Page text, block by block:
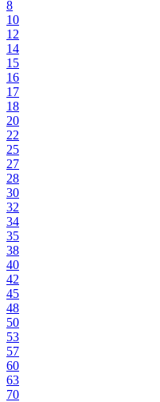
8
10
12
14
15
16
17
18
20
22
25
27
28
30
32
34
35
38
40
42
45
48
50
53
57
60
63
70